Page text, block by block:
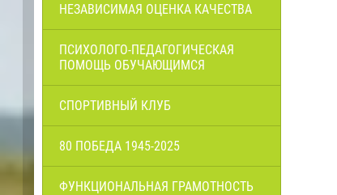
НЕЗАВИСИМАЯ ОЦЕНКА КАЧЕСТВА
ПСИХОЛОГО-ПЕДАГОГИЧЕСКАЯ
ПОМОЩЬ ОБУЧАЮЩИМСЯ
СПОРТИВНЫЙ КЛУБ
80 ПОБЕДА 1945-2025
ФУНКЦИОНАЛЬНАЯ ГРАМОТНОСТЬ